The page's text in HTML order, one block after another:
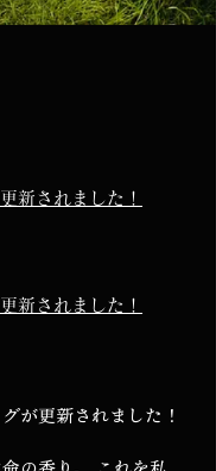
新されました！
新されました！
が更新されました！​